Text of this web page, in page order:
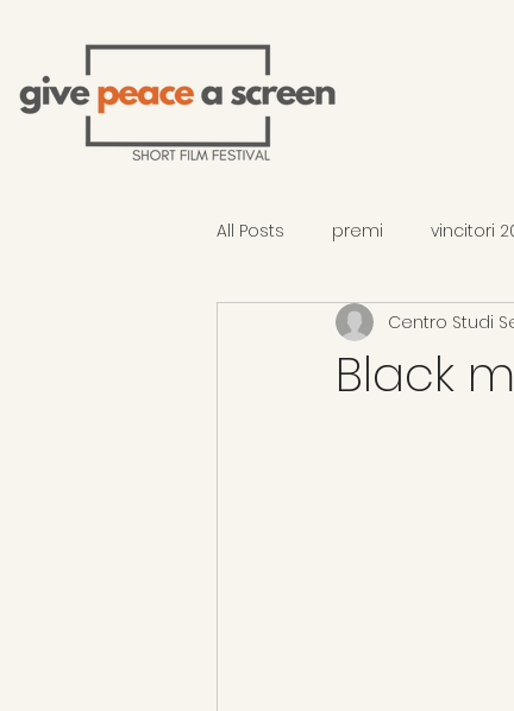
All Posts premi vincitori
selezione 2026 - fuori
Black
Centro Studi